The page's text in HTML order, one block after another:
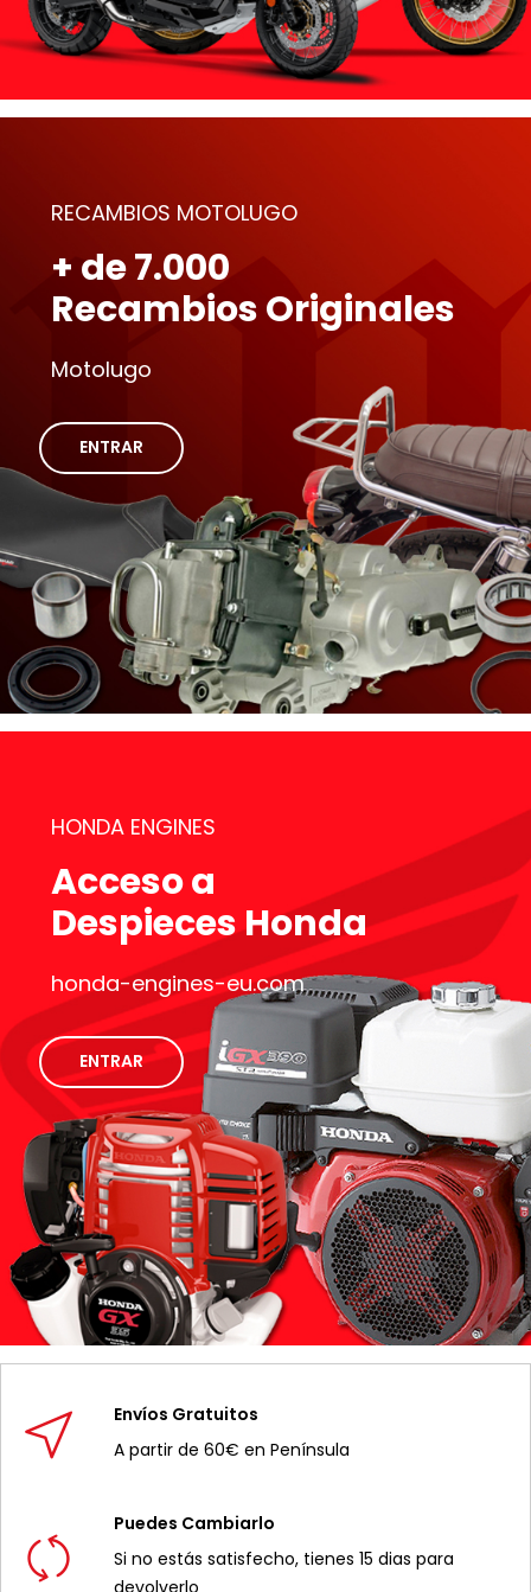
RECAMBIOS MOTOLUGO
+ de 7.000
Recambios Originales
Motolugo
ENTRAR
HONDA ENGINES
Acceso a
Despieces Honda
honda-engines-eu.com
ENTRAR
Envíos Gratuitos
A partir de 60€ en Península
Puedes Cambiarlo
Si no estás satisfecho, tienes 15 dias para